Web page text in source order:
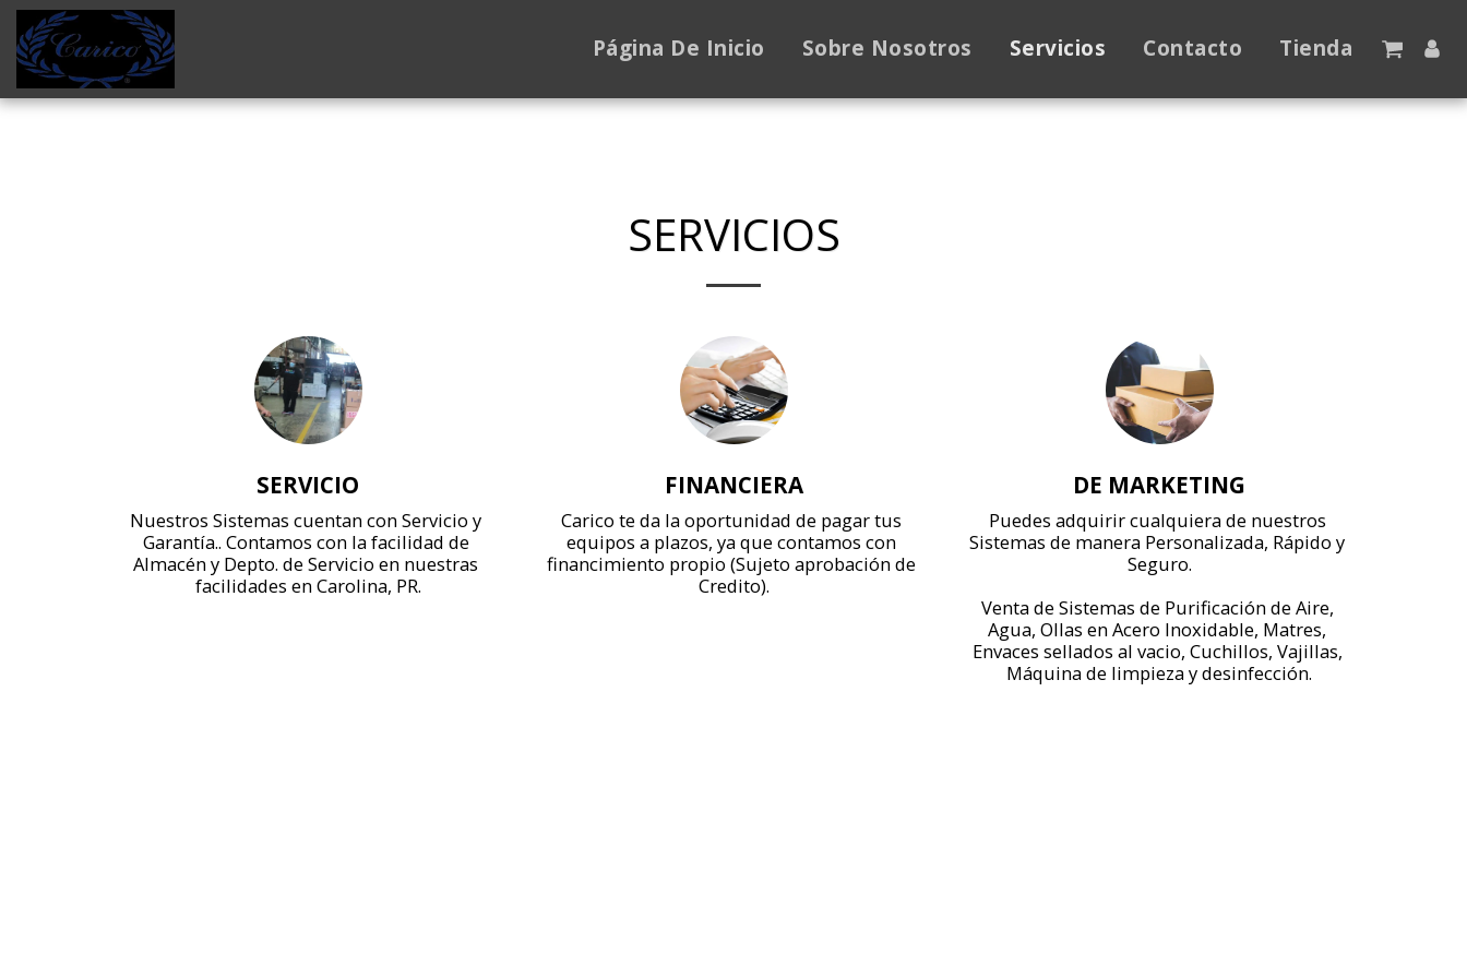
Página De Inicio Sobre Nosotros Servicios Contacto Tienda
SERVICIOS
SERVICIO
Nuestros Sistemas cuentan con Servicio y
Garantía.. Contamos con la facilidad de
Almacén y Depto. de Servicio en nuestras
facilidades en Carolina, PR.
FINANCIERA
Carico te da la oportunidad de pagar tus
equipos a plazos, ya que contamos con
financimiento propio (Sujeto aprobación de
Credito).
DE MARKETING
Puedes adquirir cualquiera de nuestros
Sistemas de manera Personalizada, Rápido y
Seguro.
Venta de Sistemas de Purificación de Aire,
Agua, Ollas en Acero Inoxidable, Matres,
Envaces sellados al vacio, Cuchillos, Vajillas,
Máquina de limpieza y desinfección.